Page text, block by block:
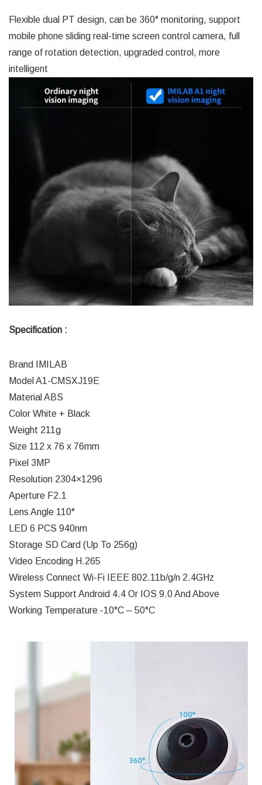
Flexible dual PT design, can be 360° monitoring, support
mobile phone sliding real-time screen control camera, full
range of rotation detection, upgraded control, more
intelligent
Specification :
Brand IMILAB
Model A1-CMSXJ19E
Material ABS
Color White + Black
Weight 211g
Size 112 x 76 x 76mm
Pixel 3MP
Resolution 2304×1296
Aperture F2.1
Lens Angle 110°
LED 6 PCS 940nm
Storage SD Card (Up To 256g)
Video Encoding H.265
Wireless Connect Wi-Fi IEEE 802.11b/g/n 2.4GHz
System Support Android 4.4 Or IOS 9.0 And Above
Working Temperature -10°C – 50°C